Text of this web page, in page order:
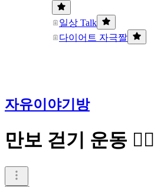
일상 Talk
다이어트 자극짤
자유이야기방
만보 걷기 운동 🚶‍♀️